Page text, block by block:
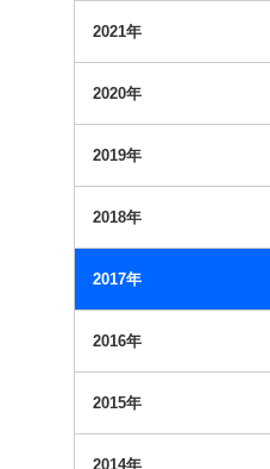
2021年
2020年
2019年
2018年
2017年
2016年
2015年
2014年